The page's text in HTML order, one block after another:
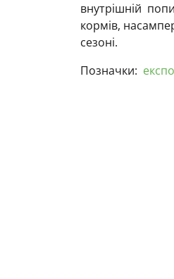
внутрішній
кормів,
сезоні.
Позначки: